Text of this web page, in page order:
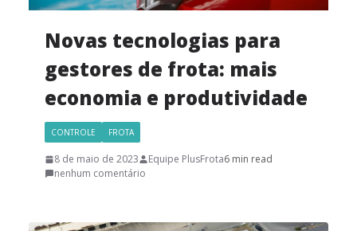
Novas tecnologias para
gestores de frota: mais
economia e produtividade
CONTROLE FROTA
8 de maio de 2023 Equipe PlusFrota6 min read
nenhum comentário